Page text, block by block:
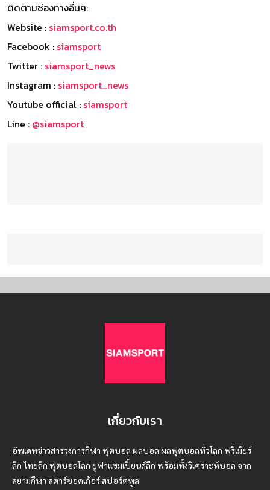
ติดตามช่องทางอื่นๆ:
Website : siamsport.co.th
Facebook : siamsport
Twitter : siamsport_news
Instagram : siamsport_news
Youtube official : siamsport
Line : @siamsport
เกี่ยวกับเรา
อัพเดทข่าวสารวงการกีฬา ฟุตบอล ผลบอล ผลฟุตบอลทั่วโลก ฟรีเมียร์
ลีก ไทยลีก ฟุตบอลโลก ยูฟ่าแซมเปี้ยนส์ลีก พร้อมทั้งวิเคราะห์บอล จาก
สยามกีฬา สตาร์ชอคเก้อร์ สปอร์ตพูล